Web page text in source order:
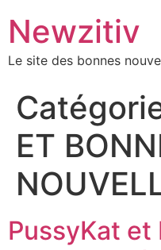
Newzitiv
Le site des bonnes
ET
PussyKat